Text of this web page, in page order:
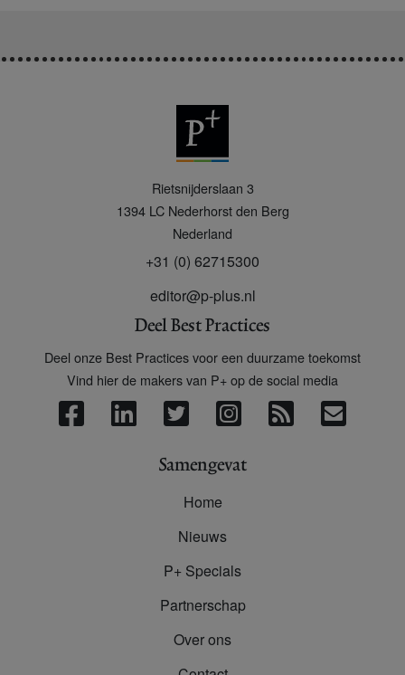
Rietsnijderslaan 3
1394 LC Nederhorst den Berg
Nederland
+31 (0) 62715300
editor@p-plus.nl
Deel Best Practices
Deel onze Best Practices voor een duurzame toekomst
Vind hier de makers van P+ op de social media
Samengevat
Home
Nieuws
P+ Specials
Partnerschap
Over ons